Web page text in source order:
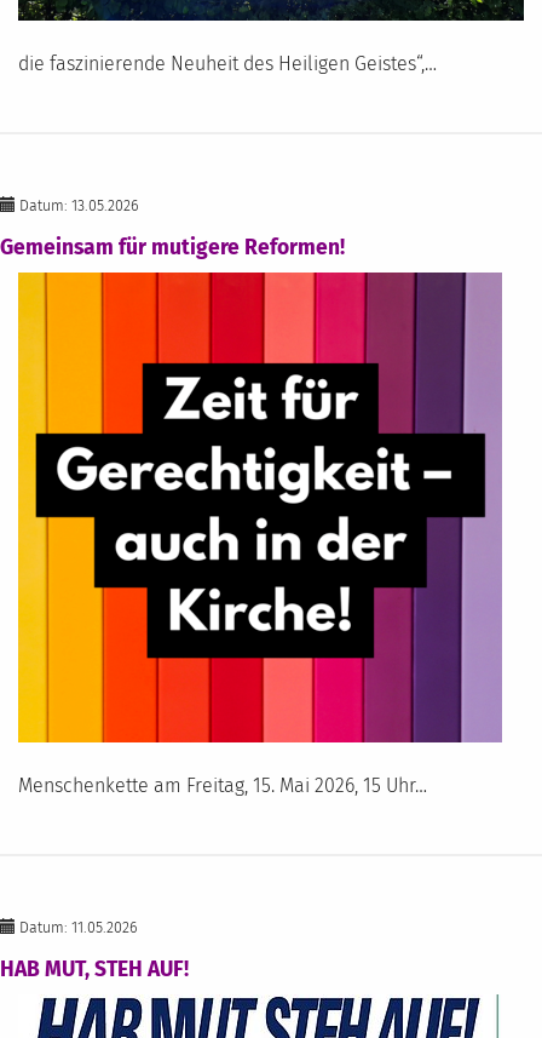
die faszinierende Neuheit des Heiligen Geistes“,…
Datum: 13.05.2026
Gemeinsam für mutigere Reformen!
Menschenkette am Freitag, 15. Mai 2026, 15 Uhr…
Datum: 11.05.2026
HAB MUT, STEH AUF!